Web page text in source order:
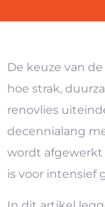
De keuze van
hoe strak,
renovlies
decennialang
wordt afgewerkt
is voor intensief